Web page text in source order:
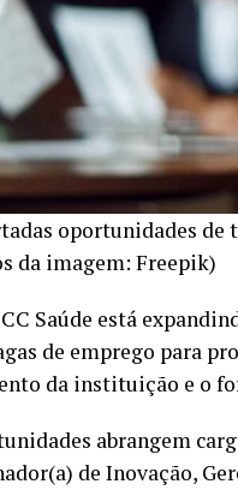
oportunidades
da imagem: Freepik)
Saúde está
de emprego para
da instituição e o
abrangem
de Inovação,